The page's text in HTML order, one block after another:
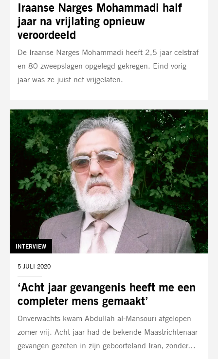
Iraanse Narges Mohammadi half
jaar na vrijlating opnieuw
veroordeeld
De Iraanse Narges Mohammadi heeft 2,5 jaar celstraf
en 80 zweepslagen opgelegd gekregen. Eind vorig
jaar was ze juist net vrijgelaten.
‘Acht jaar gevangenis heeft me een
completer mens gemaakt’
TAG:
INTERVIEW
DATUM:
5 JULI 2020
Onverwachts kwam Abdullah al-Mansouri afgelopen
zomer vrij. Acht jaar had de bekende Maastrichtenaar
gevangen gezeten in zijn geboorteland Iran‚ zonder…